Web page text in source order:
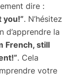
dire :
you!”. N’hésitez
d’apprendre la
French, still
. Cela
votre